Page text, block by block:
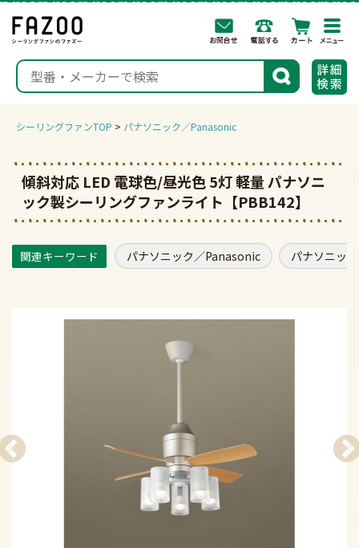
検索
シーリングファンTOP パナソニック／Panasonic
傾斜対応 LED 電球色/昼光色 5灯 軽量 パナソニ
ック製シーリングファンライト【PBB142】
パナソニック／Panasonic パナソニッ